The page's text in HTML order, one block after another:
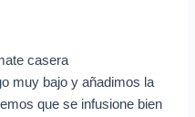
muy bajo y añadimos la
que se infusione bien